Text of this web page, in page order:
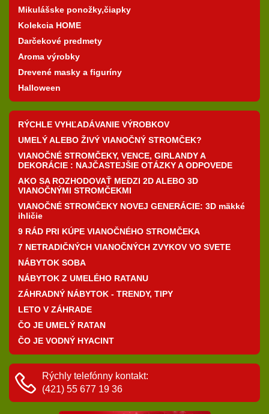
Mikulášske ponožky,čiapky
Kolekcia HOME
Darčekové predmety
Aroma výrobky
Drevené masky a figuríny
Halloween
RÝCHLE VYHĽADÁVANIE VÝROBKOV
UMELÝ ALEBO ŽIVÝ VIANOČNÝ STROMČEK?
VIANOČNÉ STROMČEKY, VENCE, GIRLANDY A
DEKORÁCIE : NAJČASTEJŠIE OTÁZKY A ODPOVEDE
AKO SA ROZHODOVAŤ MEDZI 2D ALEBO 3D
VIANOČNÝMI STROMČEKMI
VIANOČNÉ STROMČEKY NOVEJ GENERÁCIE: 3D mäkké
ihličie
9 RÁD PRI KÚPE VIANOČNÉHO STROMČEKA
7 NETRADIČNÝCH VIANOČNÝCH ZVYKOV VO SVETE
NÁBYTOK SOBA
NÁBYTOK Z UMELÉHO RATANU
ZÁHRADNÝ NÁBYTOK - TRENDY, TIPY
LETO V ZÁHRADE
ČO JE UMELÝ RATAN
ČO JE VODNÝ HYACINT
Rýchly telefónny kontakt:
(421) 55 677 19 36